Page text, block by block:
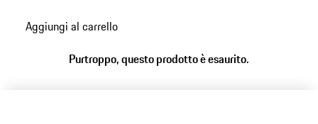
Aggiungi al carrello
Purtroppo, questo prodotto è esaurito.